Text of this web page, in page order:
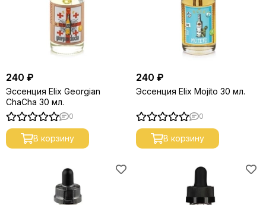
240 ₽
Эссенция Elix Georgian
ChaCha 30 мл.
0
В корзину
240 ₽
Эссенция Elix Mojito 30 мл.
0
В корзину